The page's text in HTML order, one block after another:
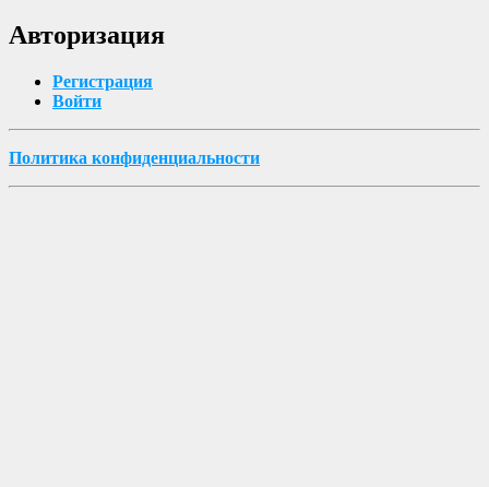
Авторизация
Регистрация
Войти
Политика конфиденциальности